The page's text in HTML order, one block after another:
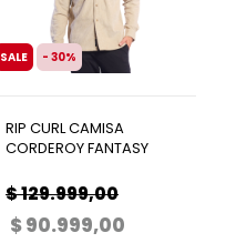
SALE - 30%
RIP CURL CAMISA
CORDEROY FANTASY
$ 129.999,00
$ 90.999,00